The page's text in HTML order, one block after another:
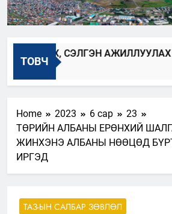
ТОВЧ
СЭЛГЭН АЖИЛЛУУЛАХ
Home 2023 6 сар
23
ТӨРИЙН АЛБАНЫ ЕРӨНХИЙ
ЖИНХЭНЭ АЛБАНЫ НӨӨЦӨД
ИРГЭД
ТАЗ-ЫН САЛБАР ЗӨВЛӨЛ